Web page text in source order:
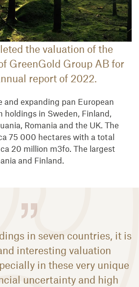
the valuation of the
GreenGold Group AB for
report of 2022.
and expanding pan European
in Sweden, Finland,
Romania and the UK. The
75 000 hectares with a total
20 million m3fo. The largest
and Finland.
in seven countries, it is
interesting valuation
in these very unique
uncertainty and high